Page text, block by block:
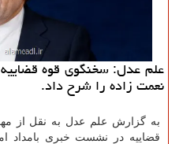
علم عدل: سخنگوی قوه
نعمت زاده را شرح داد.
به گزارش علم عدل به نقل از
قضاییه در نشست خبری بامداد